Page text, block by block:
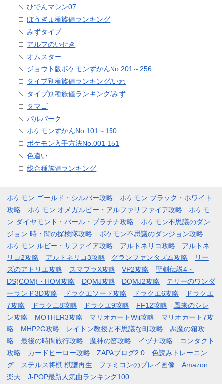
ひでんマシン07
ぼうぎょ種族値ランキング
みずタイプ
アルフのいせき
オムスター
ジョウト版ポケモンずかんNo.201～256
タイプ別種族値ランキング/いわ
タイプ別種族値ランキング/みず
タマゴ
パルパーク
ポケモンずかんNo.101～150
ポケモン入手方法No.001-151
色違い
総合種族値ランキング
ポケモン ゴールド・シルバー攻略
ポケモン ブラック・ホワイト
攻略
ポケモン オメガルビー・アルファサファイア攻略
ポケモ
ン ダイヤモンド・パール・プラチナ攻略
ポケモン不思議のダン
ジョン 時・闇の探検隊攻略
ポケモン不思議のダンジョン攻略
ポケモン ルビー・サファイア攻略
アルトネリコ攻略
アルトネ
リコ2攻略
アルトネリコ3攻略 グランファンタズム攻略
リー
ズのアトリエ攻略
スマブラX攻略 VP2攻略
聖剣伝説4・
DS(COM)・HOM攻略
DQMJ攻略 DQMJ2攻略
テリーのワンダ
ーランド3D攻略
ドラクエソード攻略 ドラクエ6攻略
ドラクエ
7攻略
ドラクエ8攻略 ドラクエ9攻略 FF12攻略
風来のシレ
ン攻略
MOTHER3攻略 マリオカートWii攻略
マリオカート7攻
略
MHP2G攻略 レイトン教授と不思議な町攻略
悪魔の箱攻
略
最後の時間旅行攻略 魔神の笛攻略 イヅナ攻略
コンタクト
攻略
カードヒーロー攻略 ZAPAブログ2.0
色読みトレーニン
グ
ステルス将棋 棋譜再生 ファミコンのプレイ画像
Amazon
楽天
J-POP最新人気曲ランキング100